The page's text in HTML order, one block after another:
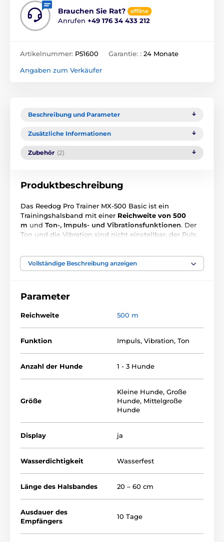
Brauchen Sie Rat? offline
Anrufen +49 176 34 433 212
Artikelnummer: P51600 Garantie: : 24 Monate
Angaben zum Verkäufer
Beschreibung und Parameter
Zusätzliche Informationen
Zubehör (2)
Produktbeschreibung
Das Reedog Pro Trainer MX-500 Basic ist ein
Trainingshalsband mit einer Reichweite von 500
m und Ton-, Impuls- und Vibrationsfunktionen. Der
Ton und die Vibration sind nicht einstellbar, der Puls
Das Gerät ist über einUSB-Kabelfür das normale
Hundetraining aufladbar und dank seines
Schnee nichts aus, Tauchen ist jedoch nicht möglich.
Das ergonomische Walkie-Talkie verfügt über
ein
übersichtliches LCD-Display mit
Hintergrundbeleuchtung
, einfach zu bedienende
Tasten für jede Funktion separat und eine
Sicherheitstastensperre gegen versehentliches
Funkgerät3 Hunde gleichzeitig trainieren
Walkie-Talkie ist klein, leicht und passt dank seiner
alle Hunderassen von 5 bis 90 kg geeignet.
Vollständige Beschreibung anzeigen
Parameter
Reichweite 500 m
Funktion Impuls, Vibration, Ton
Anzahl der Hunde 1 - 3 Hunde
Größe
Kleine Hunde, Große
Hunde, Mittelgroße
Hunde
Display ja
Wasserdichtigkeit Wasserfest
Länge des Halsbandes 20 – 60 cm
Ausdauer des
Empfängers
10 Tage